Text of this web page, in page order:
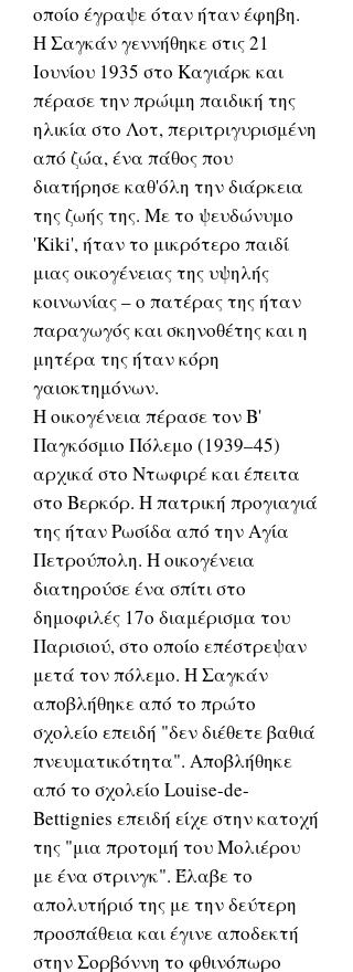
οποίο έγραψε όταν ήταν έφηβη.
Η Σαγκάν γεννήθηκε στις 21
Ιουνίου 1935 στο Καγιάρκ και
πέρασε την πρώιμη παιδική της
ηλικία στο Λοτ, περιτριγυρισμένη
από ζώα, ένα πάθος που
διατήρησε καθ'όλη την διάρκεια
της ζωής της. Με το ψευδώνυμο
'Kiki', ήταν το μικρότερο παιδί
μιας οικογένειας της υψηλής
κοινωνίας – ο πατέρας της ήταν
παραγωγός και σκηνοθέτης και η
μητέρα της ήταν κόρη
γαιοκτημόνων.
Η οικογένεια πέρασε τον Β'
Παγκόσμιο Πόλεμο (1939–45)
αρχικά στο Ντωφιρέ και έπειτα
στο Βερκόρ. Η πατρική προγιαγιά
της ήταν Ρωσίδα από την Αγία
Πετρούπολη. Η οικογένεια
διατηρούσε ένα σπίτι στο
δημοφιλές 17ο διαμέρισμα του
Παρισιού, στο οποίο επέστρεψαν
μετά τον πόλεμο. Η Σαγκάν
αποβλήθηκε από το πρώτο
σχολείο επειδή "δεν διέθετε βαθιά
πνευματικότητα". Αποβλήθηκε
από το σχολείο Louise-de-
Bettignies επειδή είχε στην κατοχή
της "μια προτομή του Μολιέρου
με ένα στρινγκ". Έλαβε το
απολυτήριό της με την δεύτερη
προσπάθεια και έγινε αποδεκτή
στην Σορβόννη το φθινόπωρο